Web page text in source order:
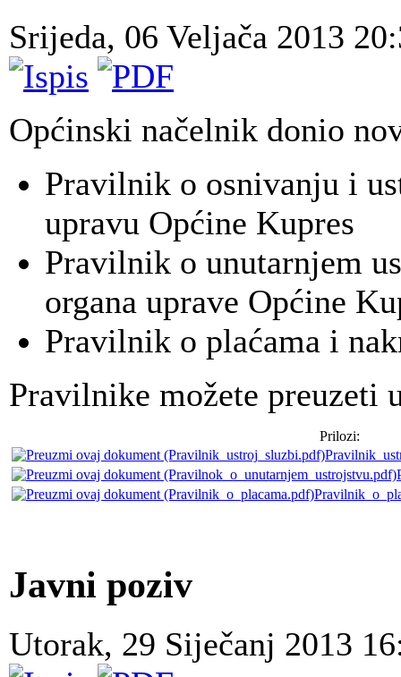
Srijeda, 06 Veljača 2013
Općinski načelnik donio
Pravilnik o osnivanju i
upravu Općine Kupres
Pravilnik o unutarnjem
organa uprave Općine
Pravilnik o plaćama i
Pravilnike možete preuzeti
Prilozi:
Javni poziv
Utorak, 29 Siječanj 2013